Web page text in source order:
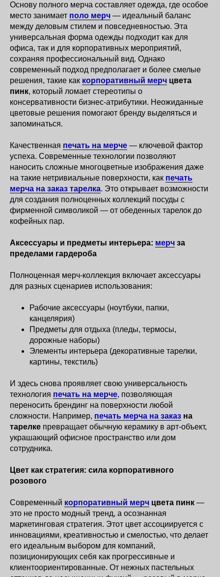
Основу полного мерча составляет одежда, где особое
место занимает поло мерч — идеальный баланс
между деловым стилем и повседневностью. Эта
универсальная форма одежды подходит как для
офиса, так и для корпоративных мероприятий,
сохраняя профессиональный вид. Однако
современный подход предполагает и более смелые
решения, такие как корпоративный мерч цвета
пинк, который ломает стереотипы о
консервативности бизнес-атрибутики. Неожиданные
цветовые решения помогают бренду выделяться и
запоминаться.
Качественная печать на мерче — ключевой фактор
успеха. Современные технологии позволяют
наносить сложные многоцветные изображения даже
на такие нетривиальные поверхности, как печать
мерча на заказ тарелка. Это открывает возможности
для создания полноценных коллекций посуды с
фирменной символикой — от обеденных тарелок до
кофейных пар.
Аксессуары и предметы интерьера: мерч за
пределами гардероба
Полноценная мерч-коллекция включает аксессуары
для разных сценариев использования:
Рабочие аксессуары (ноутбуки, папки,
канцелярия)
Предметы для отдыха (пледы, термосы,
дорожные наборы)
Элементы интерьера (декоративные тарелки,
картины, текстиль)
И здесь снова проявляет свою универсальность
технология печать на мерче, позволяющая
переносить брендинг на поверхности любой
сложности. Например, печать мерча на заказ на
тарелке превращает обычную керамику в арт-объект,
украшающий офисное пространство или дом
сотрудника.
Цвет как стратегия: сила корпоративного
розового
Современный корпоративный мерч цвета пинк —
это не просто модный тренд, а осознанная
маркетинговая стратегия. Этот цвет ассоциируется с
инновациями, креативностью и смелостью, что делает
его идеальным выбором для компаний,
позиционирующих себя как прогрессивные и
клиентоориентированные. От нежных пастельных